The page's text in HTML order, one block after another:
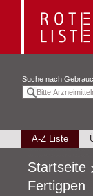
Suche nach
A-Z Liste
Startseite
Fertigpen